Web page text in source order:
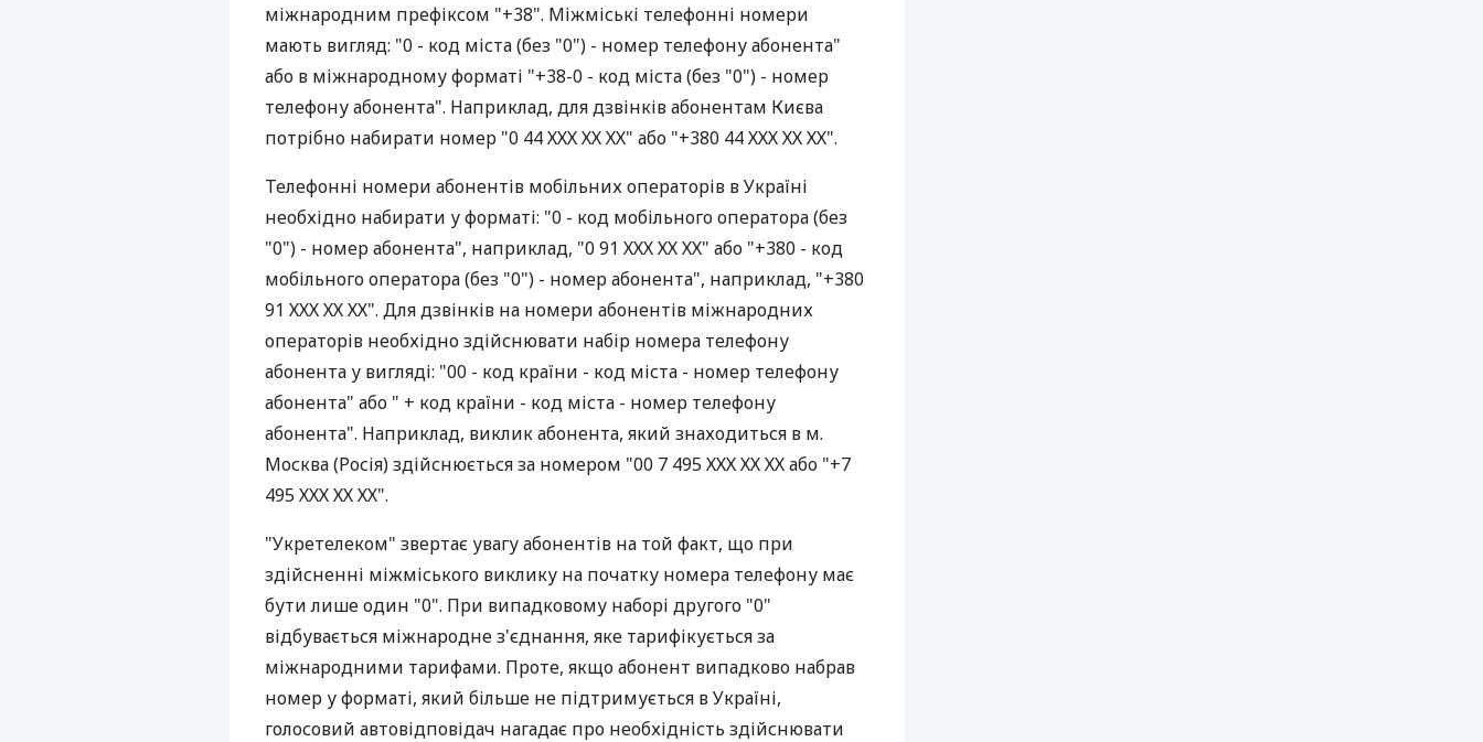
міжнародним префіксом "+38". Міжміські телефонні номери
мають вигляд: "0 - код міста (без "0") - номер телефону абонента"
або в міжнародному форматі "+38-0 - код міста (без "0") - номер
телефону абонента". Наприклад, для дзвінків абонентам Києва
потрібно набирати номер "0 44 ХХХ ХХ ХХ" або "+380 44 ХХХ ХХ ХХ".
Телефонні номери абонентів мобільних операторів в Україні
необхідно набирати у форматі: "0 - код мобільного оператора (без
"0") - номер абонента", наприклад, "0 91 ХХХ ХХ ХХ" або "+380 - код
мобільного оператора (без "0") - номер абонента", наприклад, "+380
91 ХХХ ХХ ХХ". Для дзвінків на номери абонентів міжнародних
операторів необхідно здійснювати набір номера телефону
абонента у вигляді: "00 - код країни - код міста - номер телефону
абонента" або " + код країни - код міста - номер телефону
абонента". Наприклад, виклик абонента, який знаходиться в м.
Москва (Росія) здійснюється за номером "00 7 495 ХХХ ХХ ХХ або "+7
495 ХХХ ХХ ХХ".
"Укретелеком" звертає увагу абонентів на той факт, що при
здійсненні міжміського виклику на початку номера телефону має
бути лише один "0". При випадковому наборі другого "0"
відбувається міжнародне з'єднання, яке тарифікується за
міжнародними тарифами. Проте, якщо абонент випадково набрав
номер у форматі, який більше не підтримується в Україні,
голосовий автовідповідач нагадає про необхідність здійснювати